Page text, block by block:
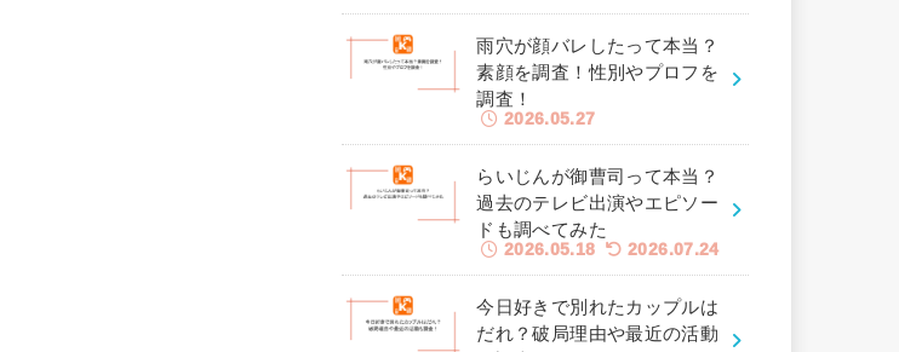
雨穴が顔バレしたって本当？
素顔を調査！性別やプロフを
調査！
2026.05.27
らいじんが御曹司って本当？
過去のテレビ出演やエピソー
ドも調べてみた
2026.05.18 2026.07.24
今日好きで別れたカップルは
だれ？破局理由や最近の活動